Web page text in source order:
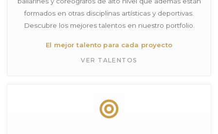
formados en otras disciplinas artísticas y deportivas.
Descubre los mejores talentos en nuestro portfolio.
El mejor talento para cada proyecto
VER TALENTOS